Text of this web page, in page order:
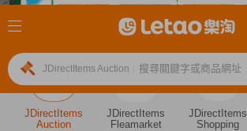
JDirectItems Auction 搜尋關鍵字或商品網址
JDirectItems
Auction
JDirectItems
Fleamarket
JDirectItems
Shopping